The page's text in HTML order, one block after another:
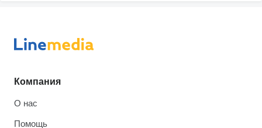
Компания
О нас
Помощь